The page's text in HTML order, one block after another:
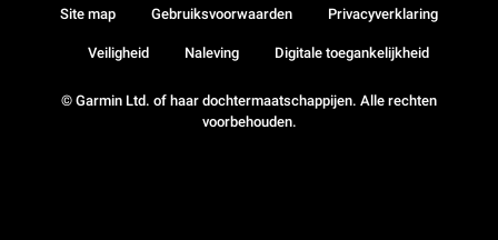
© Garmin Ltd. of haar dochtermaatschappijen. Alle rechten
voorbehouden.
Site map Gebruiksvoorwaarden Privacyverklaring
Veiligheid Naleving Digitale toegankelijkheid